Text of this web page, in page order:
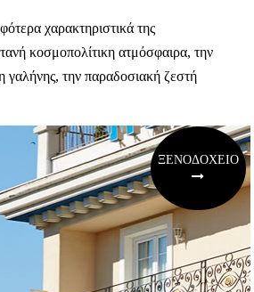
χαρακτηριστικά της
κοσμοπολίτικη ατμόσφαιρα, την
γαλήνης, την παραδοσιακή ζεστή
ΞΕΝΟΔΟΧΕΙΟ